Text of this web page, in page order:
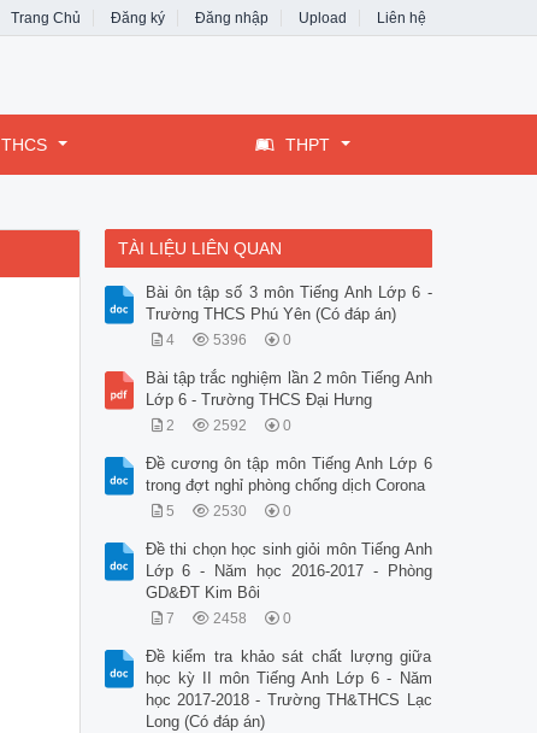
Trang Chủ Đăng ký Đăng nhập Upload Liên hệ
THCS THPT
TÀI LIỆU LIÊN QUAN
Bài ôn tập số 3 môn Tiếng Anh Lớp 6 -
Trường THCS Phú Yên (Có đáp án)
4 5396 0
Bài tập trắc nghiệm lần 2 môn Tiếng Anh
Lớp 6 - Trường THCS Đại Hưng
2 2592 0
Đề cương ôn tập môn Tiếng Anh Lớp 6
trong đợt nghỉ phòng chống dịch Corona
5 2530 0
Đề thi chọn học sinh giỏi môn Tiếng Anh
Lớp 6 - Năm học 2016-2017 - Phòng
GD&ĐT Kim Bôi
7 2458 0
Đề kiểm tra khảo sát chất lượng giữa
học kỳ II môn Tiếng Anh Lớp 6 - Năm
học 2017-2018 - Trường TH&THCS Lạc
Long (Có đáp án)